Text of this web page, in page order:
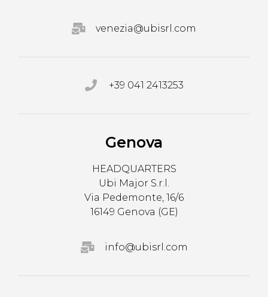
venezia@ubisrl.com
+39 041 2413253
Genova
HEADQUARTERS
Ubi Major S.r.l.
Via Pedemonte, 16/6
16149 Genova (GE)
info@ubisrl.com